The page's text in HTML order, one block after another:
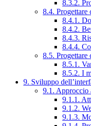
8.3.2.
8.4. Progettare
8.4.1.
8.4.2.
8.4.3.
8.4.4.
8.5.
8.5.1.
8.5.2. I
9. Sviluppo
9.1. Approccio
9.1.1.
9.1.2.
9.1.3.